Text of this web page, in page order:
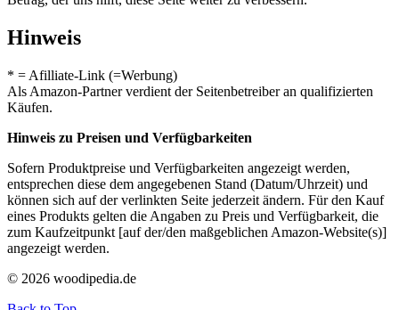
Hinweis
* = Afilliate-Link (=Werbung)
Als Amazon-Partner verdient der Seitenbetreiber an qualifizierten
Käufen.
Hinweis zu Preisen und Verfügbarkeiten
Sofern Produktpreise und Verfügbarkeiten angezeigt werden,
entsprechen diese dem angegebenen Stand (Datum/Uhrzeit) und
können sich auf der verlinkten Seite jederzeit ändern. Für den Kauf
eines Produkts gelten die Angaben zu Preis und Verfügbarkeit, die
zum Kaufzeitpunkt [auf der/den maßgeblichen Amazon-Website(s)]
angezeigt werden.
© 2026 woodipedia.de